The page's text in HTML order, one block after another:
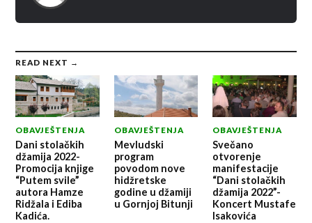
READ NEXT →
OBAVJEŠTENJA
Dani stolačkih
džamija 2022-
Promocija knjige
“Putem svile”
autora Hamze
Ridžala i Ediba
Kadića.
OBAVJEŠTENJA
Mevludski
program
povodom nove
hidžretske
godine u džamiji
u Gornjoj Bitunji
OBAVJEŠTENJA
Svečano
otvorenje
manifestacije
“Dani stolačkih
džamija 2022”-
Koncert Mustafe
Isakovića